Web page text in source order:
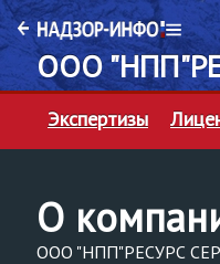
ООО
Экспертизы
О
ООО "НПП"РЕСУРС